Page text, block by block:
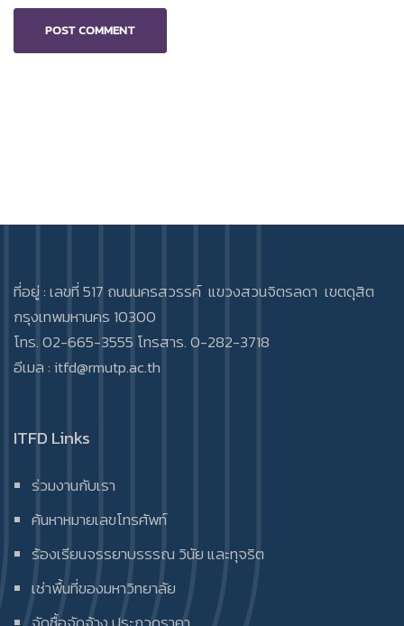
ที่อยู่ : เลขที่ 517 ถนนนครสวรรค์ แขวงสวนจิตรลดา เขตดุสิต
กรุงเทพมหานคร 10300
โทร. 02-665-3555 โทรสาร. 0-282-3718
อีเมล :itfd@rmutp.ac.th
ITFD Links
ร่วมงานกับเรา
ค้นหาหมายเลขโทรศัพท์
ร้องเรียนจรรยาบรรรณ วินัย และทุจริต
เช่าพื้นที่ของมหาวิทยาลัย